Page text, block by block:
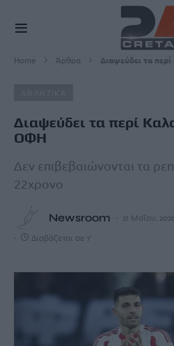
Home Άρθρα Διαψεύδει τα
Διαψεύδει τα περί
ΟΦΗ
Δεν επιβεβαιώνονται τα
22χρονο
Newsroom 21 Μαΐου, 2026
Διαβάζεται σε 1'